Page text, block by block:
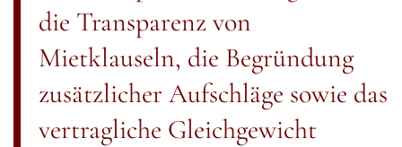
die Transparenz von
Mietklauseln, die Begründung
zusätzlicher Aufschläge sowie das
vertragliche Gleichgewicht